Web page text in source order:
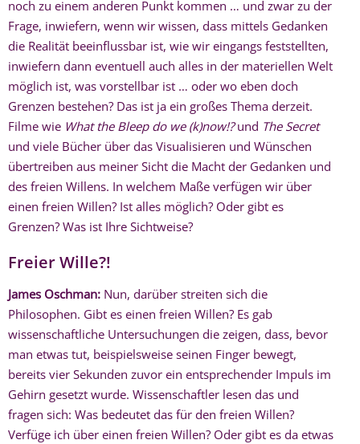
noch zu einem anderen Punkt kommen … und zwar zu der
Frage, inwiefern, wenn wir wissen, dass mittels Gedanken
die Realität beeinflussbar ist, wie wir eingangs feststellten,
inwiefern dann eventuell auch alles in der materiellen Welt
möglich ist, was vorstellbar ist … oder wo eben doch
Grenzen bestehen? Das ist ja ein großes Thema derzeit.
Filme wie What the Bleep do we (k)now!?und The Secret
und viele Bücher über das Visualisieren und Wünschen
übertreiben aus meiner Sicht die Macht der Gedanken und
des freien Willens. In welchem Maße verfügen wir über
einen freien Willen? Ist alles möglich? Oder gibt es
Grenzen? Was ist Ihre Sichtweise?
Freier Wille?!
James Oschman: Nun, darüber streiten sich die
Philosophen. Gibt es einen freien Willen? Es gab
wissenschaftliche Untersuchungen die zeigen, dass, bevor
man etwas tut, beispielsweise seinen Finger bewegt,
bereits vier Sekunden zuvor ein entsprechender Impuls im
Gehirn gesetzt wurde. Wissenschaftler lesen das und
fragen sich: Was bedeutet das für den freien Willen?
Verfüge ich über einen freien Willen? Oder gibt es da etwas